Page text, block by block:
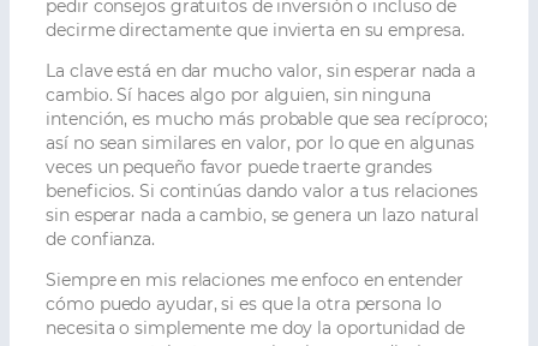
pedir consejos gratuitos de inversión o incluso de
decirme directamente que invierta en su empresa.
La clave está en dar mucho valor, sin esperar nada a
cambio. Sí haces algo por alguien, sin ninguna
intención, es mucho más probable que sea recíproco;
así no sean similares en valor, por lo que en algunas
veces un pequeño favor puede traerte grandes
beneficios. Si continúas dando valor a tus relaciones
sin esperar nada a cambio, se genera un lazo natural
de confianza.
Siempre en mis relaciones me enfoco en entender
cómo puedo ayudar, si es que la otra persona lo
necesita o simplemente me doy la oportunidad de